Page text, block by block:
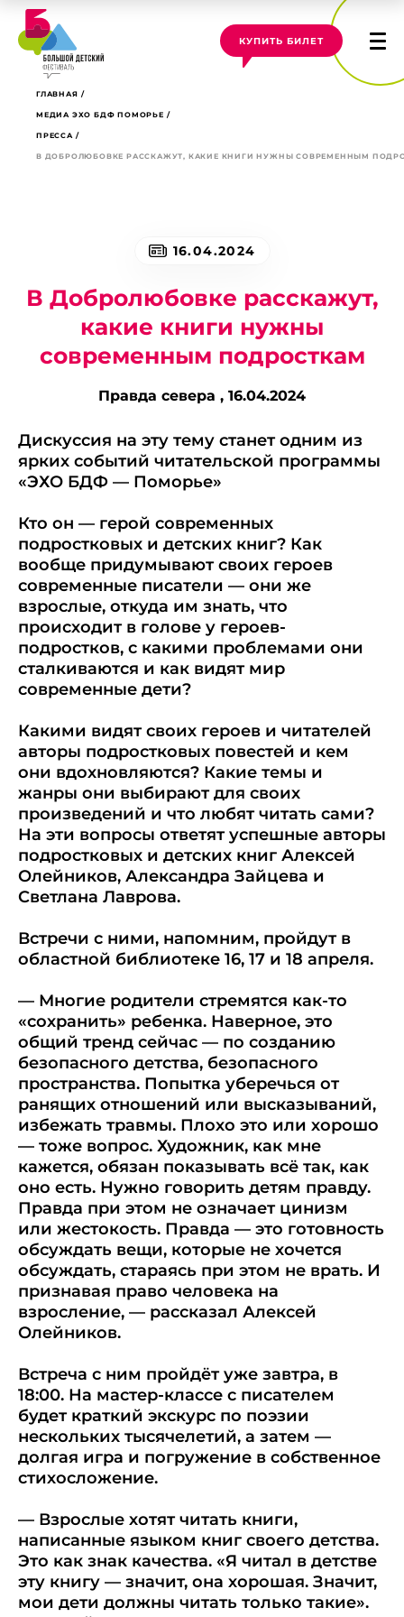
КУПИТЬ БИЛЕТ
ГЛАВНАЯ
МЕДИА ЭХО БДФ ПОМОРЬЕ
ПРЕССА
В ДОБРОЛЮБОВКЕ РАССКАЖУТ, КАКИЕ КНИГИ НУЖНЫ СОВРЕМЕННЫМ
16.04.2024
В Добролюбовке расскажут,
какие книги нужны
современным подросткам
Правда севера , 16.04.2024
Дискуссия на эту тему станет одним из
ярких событий читательской программы
«ЭХО БДФ — Поморье»
Кто он — герой современных
подростковых и детских книг? Как
вообще придумывают своих героев
современные писатели — они же
взрослые, откуда им знать, что
происходит в голове у героев-
подростков, с какими проблемами они
сталкиваются и как видят мир
современные дети?
Какими видят своих героев и читателей
авторы подростковых повестей и кем
они вдохновляются? Какие темы и
жанры они выбирают для своих
произведений и что любят читать сами?
На эти вопросы ответят успешные авторы
подростковых и детских книг Алексей
Олейников, Александра Зайцева и
Светлана Лаврова.
Встречи с ними, напомним, пройдут в
областной библиотеке 16, 17 и 18 апреля.
— Многие родители стремятся как-то
«сохранить» ребенка. Наверное, это
общий тренд сейчас — по созданию
безопасного детства, безопасного
пространства. Попытка уберечься от
ранящих отношений или высказываний,
избежать травмы. Плохо это или хорошо
— тоже вопрос. Художник, как мне
кажется, обязан показывать всё так, как
оно есть. Нужно говорить детям правду.
Правда при этом не означает цинизм
или жестокость. Правда — это готовность
обсуждать вещи, которые не хочется
обсуждать, стараясь при этом не врать. И
признавая право человека на
взросление, — рассказал Алексей
Олейников.
Встреча с ним пройдёт уже завтра, в
18:00. На мастер-классе с писателем
будет краткий экскурс по поэзии
нескольких тысячелетий, а затем —
долгая игра и погружение в собственное
стихосложение.
— Взрослые хотят читать книги,
написанные языком книг своего детства.
Это как знак качества. «Я читал в детстве
эту книгу — значит, она хорошая. Значит,
мои дети должны читать только такие».